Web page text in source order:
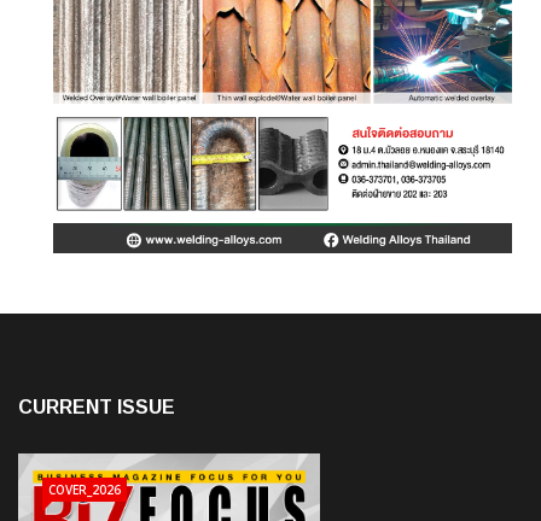
CURRENT ISSUE
COVER_2026